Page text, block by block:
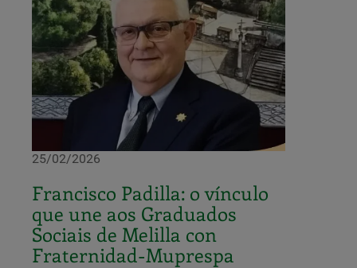
25/02/2026
Francisco Padilla: o vínculo
que une aos Graduados
Sociais de Melilla con
Fraternidad-Muprespa